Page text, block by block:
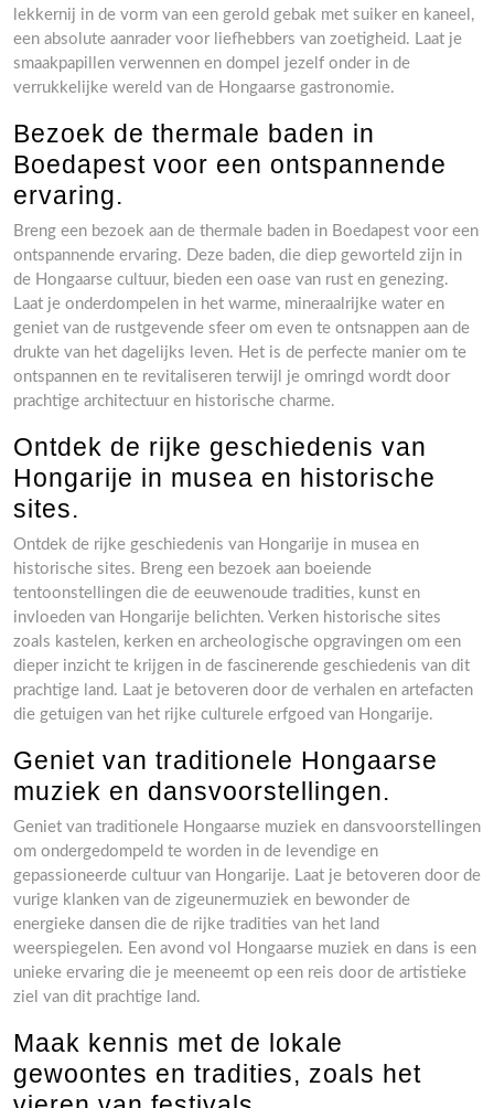
lekkernij in de vorm van een gerold gebak met suiker en kaneel,
een absolute aanrader voor liefhebbers van zoetigheid. Laat je
smaakpapillen verwennen en dompel jezelf onder in de
verrukkelijke wereld van de Hongaarse gastronomie.
Bezoek de thermale baden in
Boedapest voor een ontspannende
ervaring.
Breng een bezoek aan de thermale baden in Boedapest voor een
ontspannende ervaring. Deze baden, die diep geworteld zijn in
de Hongaarse cultuur, bieden een oase van rust en genezing.
Laat je onderdompelen in het warme, mineraalrijke water en
geniet van de rustgevende sfeer om even te ontsnappen aan de
drukte van het dagelijks leven. Het is de perfecte manier om te
ontspannen en te revitaliseren terwijl je omringd wordt door
prachtige architectuur en historische charme.
Ontdek de rijke geschiedenis van
Hongarije in musea en historische
sites.
Ontdek de rijke geschiedenis van Hongarije in musea en
historische sites. Breng een bezoek aan boeiende
tentoonstellingen die de eeuwenoude tradities, kunst en
invloeden van Hongarije belichten. Verken historische sites
zoals kastelen, kerken en archeologische opgravingen om een
dieper inzicht te krijgen in de fascinerende geschiedenis van dit
prachtige land. Laat je betoveren door de verhalen en artefacten
die getuigen van het rijke culturele erfgoed van Hongarije.
Geniet van traditionele Hongaarse
muziek en dansvoorstellingen.
Geniet van traditionele Hongaarse muziek en dansvoorstellingen
om ondergedompeld te worden in de levendige en
gepassioneerde cultuur van Hongarije. Laat je betoveren door de
vurige klanken van de zigeunermuziek en bewonder de
energieke dansen die de rijke tradities van het land
weerspiegelen. Een avond vol Hongaarse muziek en dans is een
unieke ervaring die je meeneemt op een reis door de artistieke
ziel van dit prachtige land.
Maak kennis met de lokale
gewoontes en tradities, zoals het